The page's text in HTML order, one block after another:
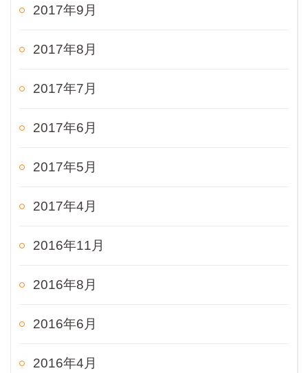
2017年9月
2017年8月
2017年7月
2017年6月
2017年5月
2017年4月
2016年11月
2016年8月
2016年6月
2016年4月